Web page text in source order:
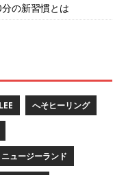
の新習慣とは
へそヒーリング
ニュージーランド